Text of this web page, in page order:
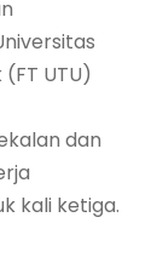
UTU)
dan
kali ketiga.